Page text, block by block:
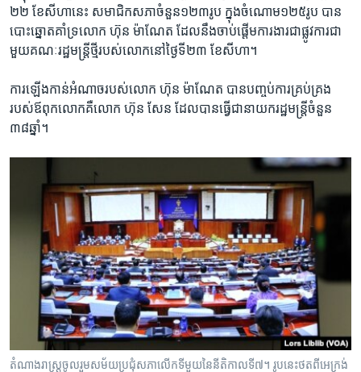
២២​ ខែ​សីហានេះ​ សមាជិក​សភា​ចំនួន​១២៣​រូប ​ក្នុង​ចំណោម​១២៥​រូប​ ​បាន​
បោះឆ្នោត​គាំទ្រ​លោក ​ហ៊ុន ម៉ាណែត​ ដែល​នឹង​ចាប់​ផ្តើម​ការងារ​ជា​ផ្លូវ​ការ​ជា​
មួយ​គណៈ​រដ្ឋមន្ត្រី​ថ្មី​របស់​លោក​នៅ​ថ្ងៃ​ទី​២៣ ​ខែ​សីហា​។​
​ការ​ឡើង​កាន់​អំណាច​របស់​លោក​ ​ហ៊ុន ម៉ាណែត​ បាន​បញ្ចប់​ការ​គ្រប់គ្រង​
របស់​ឪពុក​លោក​គឺ​លោក ​ហ៊ុន សែន ​ដែល​បាន​ធ្វើជា​នាយក​រដ្ឋ​មន្ត្រី​ចំនួន​
៣៨ឆ្នាំ។​
តំណាងរាស្ត្រ​ចូលរួម​សម័យ​ប្រជុំសភា​លើក​ទីមួយ​នៃ​នីតិកាល​ទី៧។ រូបនេះថតពីអេក្រង់